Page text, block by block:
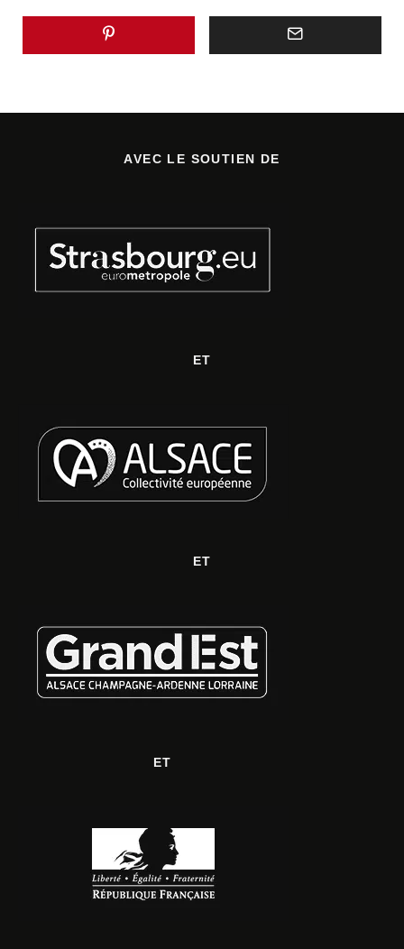
AVEC LE SOUTIEN DE
ET
ET
ET